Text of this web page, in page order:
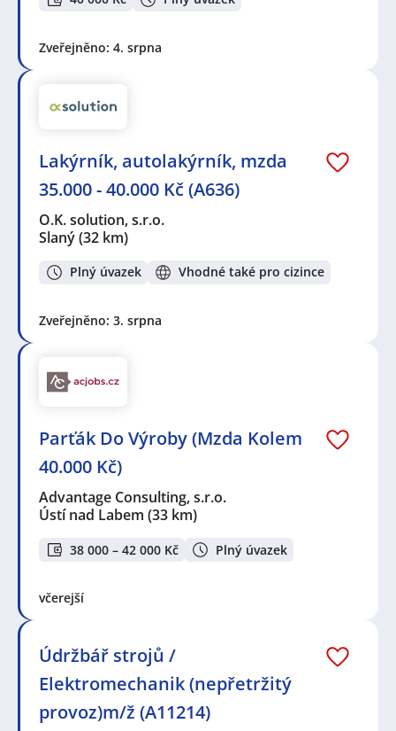
Zveřejněno: 4. srpna
Lakýrník, autolakýrník, mzda
35.000 - 40.000 Kč (A636)
O.K. solution, s.r.o.
Slaný(32 km)
Plný úvazek Vhodné také pro cizince
Zveřejněno: 3. srpna
Parťák Do Výroby (Mzda Kolem
40.000 Kč)
Advantage Consulting, s.r.o.
Ústí nad Labem (33 km)
38 000 – 42 000 Kč Plný úvazek
včerejší
Údržbář strojů /
Elektromechanik (nepřetržitý
provoz)m/ž (A11214)